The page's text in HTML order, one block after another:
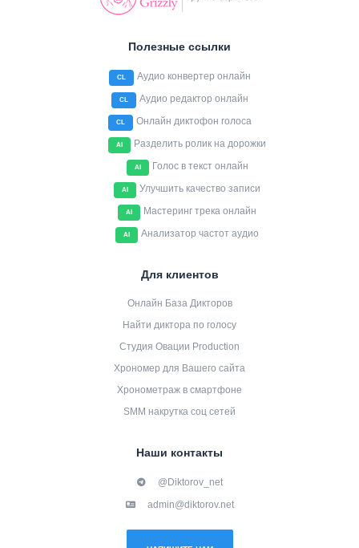
Полезные ссылки
CL Аудио конвертер онлайн
CL Аудио редактор онлайн
CL Онлайн диктофон голоса
AI Разделить ролик на дорожки
AI Голос в текст онлайн
AI Улучшить качество записи
AI Мастеринг трека онлайн
AI Анализатор частот аудио
Для клиентов
Онлайн База Дикторов
Найти диктора по голосу
Студия Овации Production
Хрономер для Вашего сайта
Хронометраж в смартфоне
SMM накрутка соц сетей
Наши контакты
@Diktorov_net
admin@diktorov.net